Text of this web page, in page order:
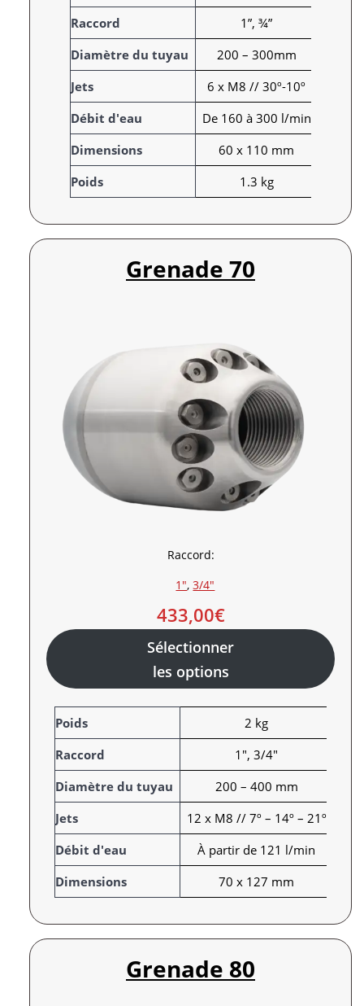
t
t
r
i
b
u
t
s
a
l
e
u
r
Raccord
1”, ¾”
Diamètre du tuyau
200 – 300mm
Jets
6 x M8 // 30º-10º
Débit d'eau
De 160 à 300 l/min
Dimensions
60 x 110 mm
Poids
1.3 kg
Grenade 70
Raccord:
1″, 3/4″
433,00€
Sélectionner
les options
A
t
t
r
i
b
u
t
s
a
l
e
u
r
Poids
2 kg
Raccord
1", 3/4"
Diamètre du tuyau
200 – 400 mm
Jets
12 x M8 // 7º – 14º – 21º
Débit d'eau
À partir de 121 l/min
Dimensions
70 x 127 mm
Grenade 80